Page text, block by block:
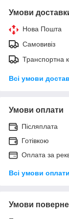
Умови
Нова Пошта
Самовивіз
Транспортна
Всі умови
Умови оплати
Післяплата
Готівкою
Оплата за
Всі умови оплати
Умови